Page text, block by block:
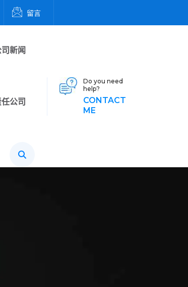
留言
新闻
公司
Do you need
help?
CONTACT
ME